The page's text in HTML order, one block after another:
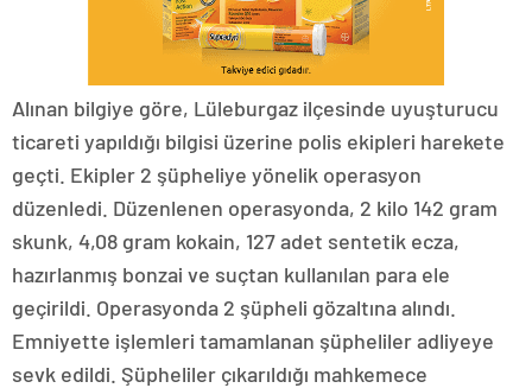
Alınan bilgiye göre, Lüleburgaz ilçesinde uyuşturucu
ticareti yapıldığı bilgisi üzerine polis ekipleri harekete
geçti. Ekipler 2 şüpheliye yönelik operasyon
düzenledi. Düzenlenen operasyonda, 2 kilo 142 gram
skunk, 4,08 gram kokain, 127 adet sentetik ecza,
hazırlanmış bonzai ve suçtan kullanılan para ele
geçirildi. Operasyonda 2 şüpheli gözaltına alındı.
Emniyette işlemleri tamamlanan şüpheliler adliyeye
sevk edildi. Şüpheliler çıkarıldığı mahkemece